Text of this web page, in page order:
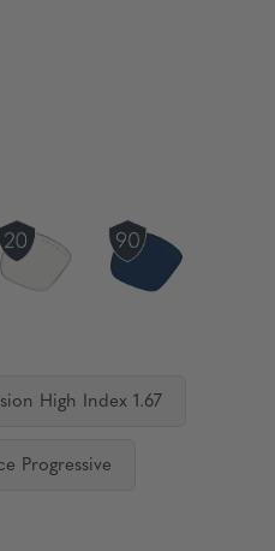
High Index 1.67
Progressive